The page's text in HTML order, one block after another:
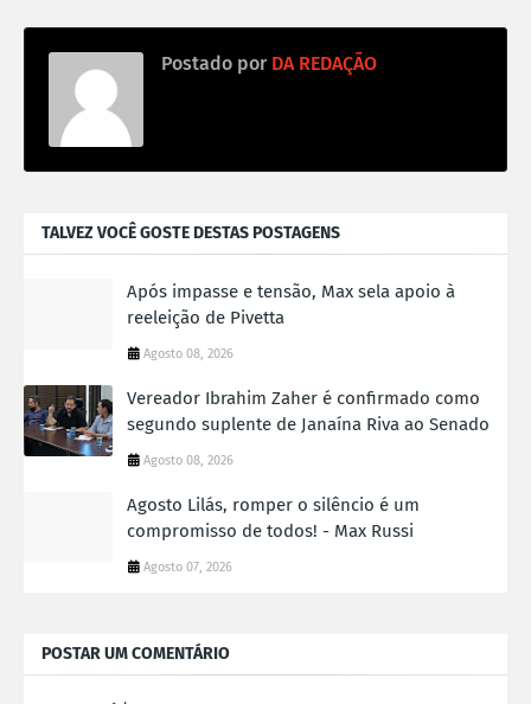
Postado por DA REDAÇÃO
TALVEZ VOCÊ GOSTE DESTAS POSTAGENS
Após impasse e tensão, Max sela apoio à
reeleição de Pivetta
Agosto 08, 2026
Vereador Ibrahim Zaher é confirmado como
segundo suplente de Janaína Riva ao Senado
Agosto 08, 2026
Agosto Lilás, romper o silêncio é um
compromisso de todos! - Max Russi
Agosto 07, 2026
POSTAR UM COMENTÁRIO